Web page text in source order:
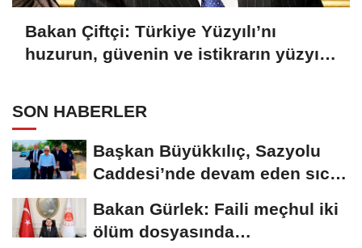
Bakan Çiftçi: Türkiye Yüzyılı’nı
huzurun, güvenin ve istikrarın yüzyılı
SON HABERLER
Başkan Büyükkılıç, Sazyolu
Caddesi’nde devam eden sıcak
Bakan Gürlek: Faili meçhul iki
ölüm dosyasında